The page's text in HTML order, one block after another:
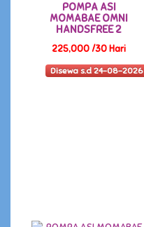
POMPA ASI
MOMABAE OMNI
HANDSFREE 2
225,000 /30 Hari
Disewa s.d 24-08-2026